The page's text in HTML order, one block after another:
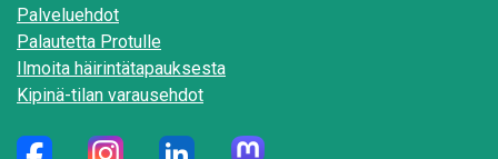
Palveluehdot
Palautetta Protulle
Ilmoita häirintätapauksesta
Kipinä-tilan varausehdot